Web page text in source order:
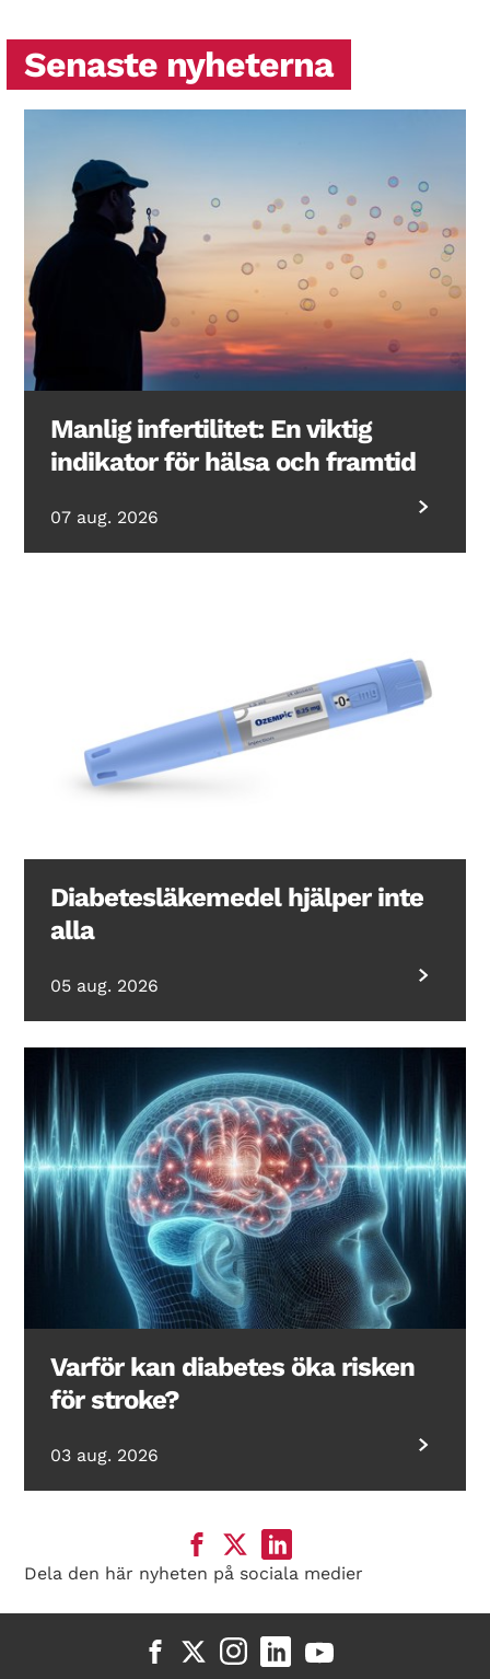
Senaste nyheterna
Manlig infertilitet: En viktig
indikator för hälsa och framtid
07 aug. 2026
Diabetesläkemedel hjälper inte
alla
05 aug. 2026
Varför kan diabetes öka risken
för stroke?
03 aug. 2026
Dela den här nyheten på sociala medier